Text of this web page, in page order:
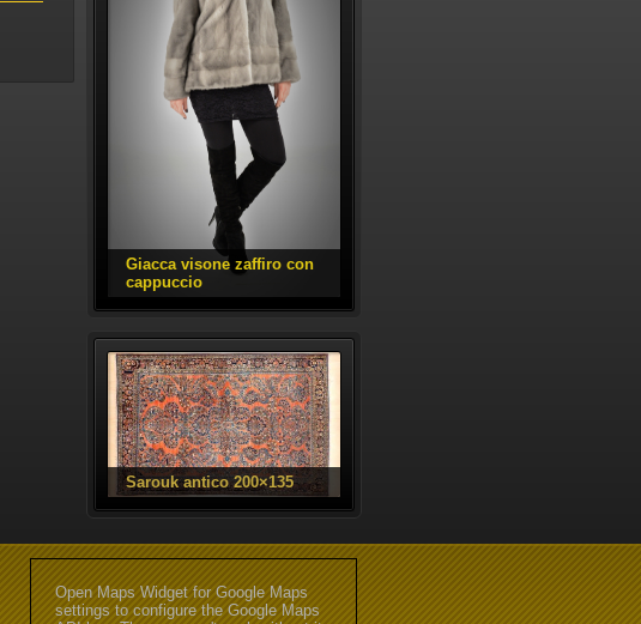
Open Maps Widget for Google Maps
settings to configure the Google Maps